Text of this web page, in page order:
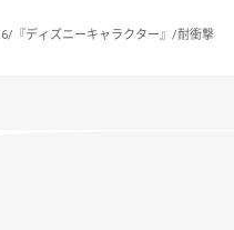
『ディズニーキャラクター』/耐衝撃